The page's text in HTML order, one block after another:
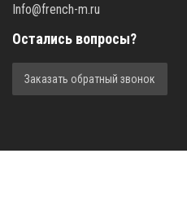
Info@french-m.ru
Остались вопросы?
Заказать обратный звонок